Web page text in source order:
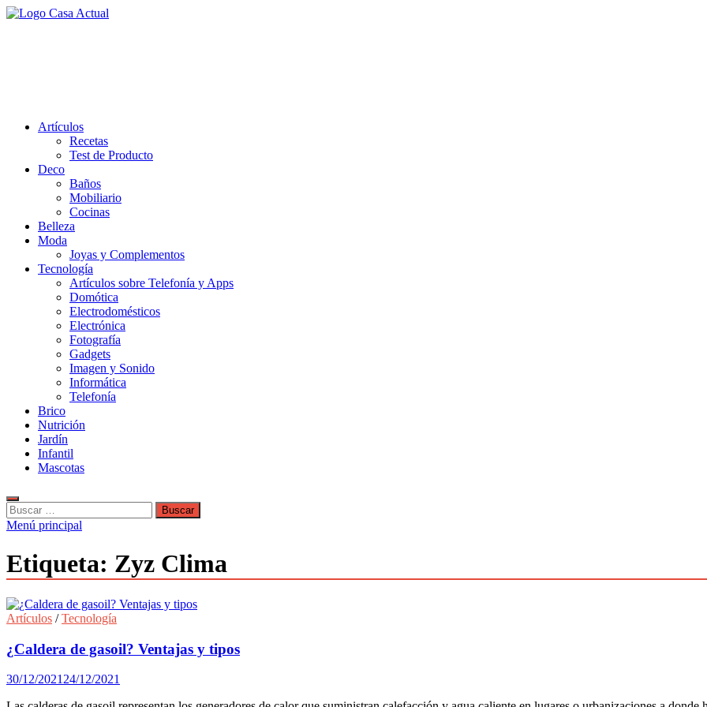
Saltar
Artículos
Recetas
Test de Producto
Deco
Baños
Mobiliario
Cocinas
Belleza
Moda
Joyas y Complementos
Tecnología
Artículos sobre Telefonía y Apps
Domótica
Electrodomésticos
Electrónica
Fotografía
Gadgets
Imagen y Sonido
Informática
Telefonía
Brico
Nutrición
Jardín
Infantil
Mascotas
Buscar:
Menú principal
Etiqueta: Zyz Clima
Artículos /Tecnología
¿Caldera de gasoil? Ventajas y tipos
30/12/2021 24/12/2021